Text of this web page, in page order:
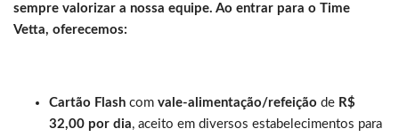
sempre valorizar a nossa equipe. Ao entrar para o Time
Vetta, oferecemos:
Cartão Flash com vale-alimentação/refeição de R$
32,00 por dia, aceito em diversos estabelecimentos para